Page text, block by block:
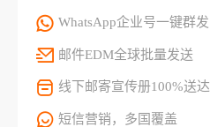
WhatsApp企业号一键群发
邮件EDM全球批量发送
线下邮寄宣传册100%送达
短信营销，多国覆盖